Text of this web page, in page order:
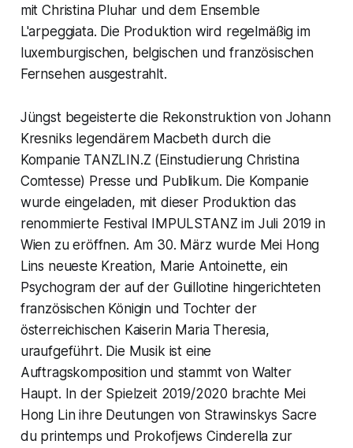
mit Christina Pluhar und dem Ensemble
L'arpeggiata. Die Produktion wird regelmäßig im
luxemburgischen, belgischen und französischen
Fernsehen ausgestrahlt.
Jüngst begeisterte die Rekonstruktion von Johann
Kresniks legendärem Macbeth durch die
Kompanie TANZLIN.Z (Einstudierung Christina
Comtesse) Presse und Publikum. Die Kompanie
wurde eingeladen, mit dieser Produktion das
renommierte Festival IMPULSTANZ im Juli 2019 in
Wien zu eröffnen. Am 30. März wurde Mei Hong
Lins neueste Kreation, Marie Antoinette, ein
Psychogram der auf der Guillotine hingerichteten
französischen Königin und Tochter der
österreichischen Kaiserin Maria Theresia,
uraufgeführt. Die Musik ist eine
Auftragskomposition und stammt von Walter
Haupt. In der Spielzeit 2019/2020 brachte Mei
Hong Lin ihre Deutungen von Strawinskys Sacre
du printemps und Prokofjews Cinderella zur